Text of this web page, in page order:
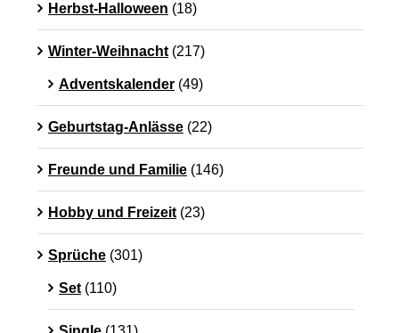
Herbst-Halloween (18)
Winter-Weihnacht (217)
Adventskalender (49)
Geburtstag-Anlässe (22)
Freunde und Familie (146)
Hobby und Freizeit (23)
Sprüche (301)
Set (110)